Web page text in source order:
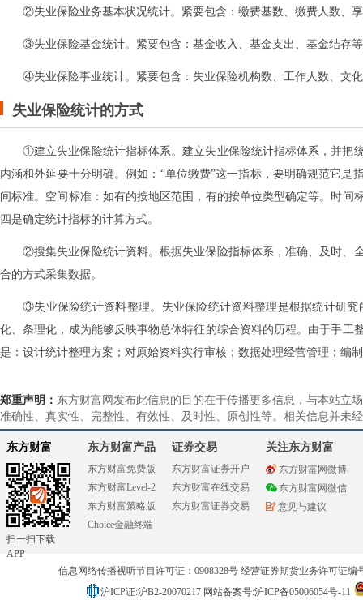
②失业保险业务基本状况统计。紧要包含：缴费基数、缴费人数、
③失业保险基金统计。紧要包含：基金收入、基金支出、基金结存
④失业保险事业统计。紧要包含：失业保险机构数、工作人数、文
失业保险统计的方式
①建立失业保险统计指标体系。建立失业保险统计指标体系，并把
内涵和外延要十分明确。例如：“单位缴费”这一指标，要明确规范它
间标准。空间标准：如有的按地区范围，有的按单位类型确定等。时
四是确定统计指标的计算方式。
②搜集失业保险统计资料。根据失业保险指标体系，准确、及时、
合的方式采集数据。
③失业保险统计资料整理。失业保险统计资料整理是根据统计研
化、条理化，成为能够反映事物总体特征的综合资料的历程。由于手
是：设计统计整理方案；对原始资料实行审核；数据处理经营管理；编
郑重声明： 东方财富网发布此信息的目的在于传播更多信息，与本站立
准确性、真实性、完整性、有效性、及时性、原创性等。相关信息并未
东方财富
扫一扫下载
APP
东方财富产品
东方财富免费版
东方财富Level-2
东方财富策略版
Choice金融终端
证券交易
东方财富证券开户
东方财富在线交易
东方财富证券交易
关注东方财富
东方财富网微博
东方财富网微信
意见与建议
信息网络传播视听节目许可证：0908328号 经营证券期货业务许可证编
沪ICP证:沪B2-20070217 网站备案号:沪ICP备05006054号-11